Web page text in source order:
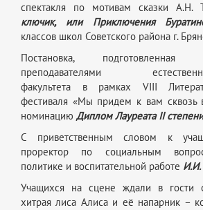
спектакля по мотивам сказки А.Н.
ключик, или Приключения
классов школ Советского района г.
Постановка,
преподавателями естественно-
факультета в рамках VIII
фестиваля «Мы придем к вам сквозь
номинацию Диплом Лауреата II
С приветственным словом к
проректор по
социальным
политике и воспитательной работе И.И.
Учащихся на сцене ждали в гости
хитрая лиса Алиса и её напарник –